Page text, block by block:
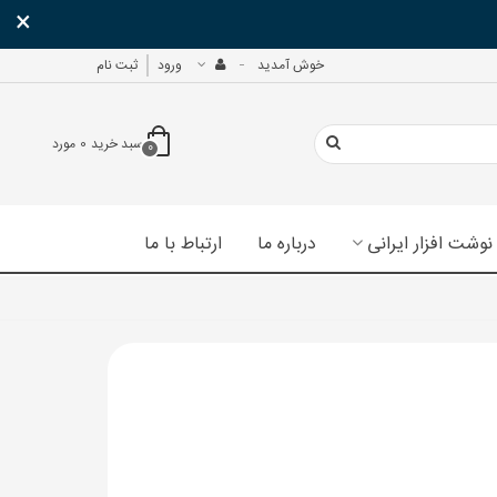
×
خوش آمدید ورود ثبت نام
0سبد خرید 0 مورد
نوشت افزار ایرانی درباره ما ارتباط با ما